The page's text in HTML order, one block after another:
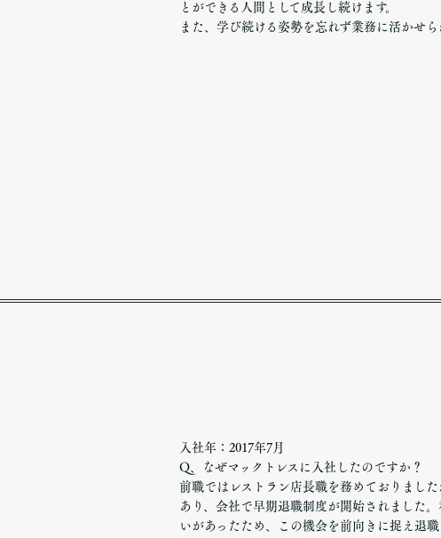
とができる人間として成長し続けます。
また、学び続ける姿勢を忘れず業務に活かせ
入社年：2017年7月
Q、なぜマックトレスに入社したのですか？
前職ではレストラン店長職を務めておりまし
あり、会社で早期退職制度が開始されました
いがあったため、この機会を前向きに捉え退